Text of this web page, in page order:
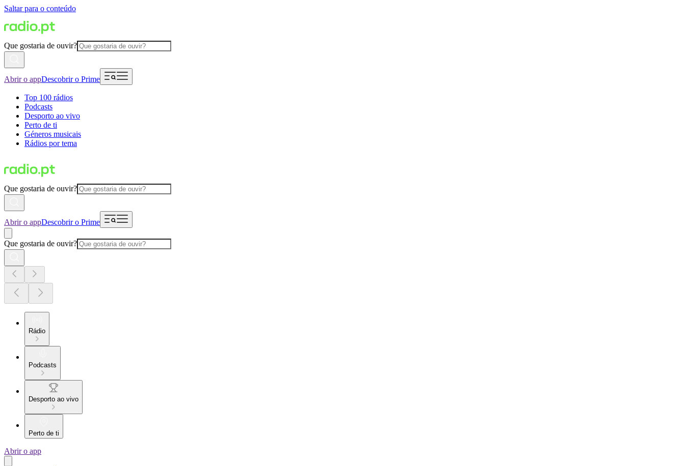
Saltar para o conteúdo
Que gostaria de ouvir?
Abrir o appDescobrir o Prime
Top 100 rádios
Podcasts
Desporto ao vivo
Perto de ti
Géneros musicais
Rádios por tema
Que gostaria de ouvir?
Abrir o appDescobrir o Prime
Que gostaria de ouvir?
Rádio
Podcasts
Desporto ao vivo
Perto de ti
Abrir o app